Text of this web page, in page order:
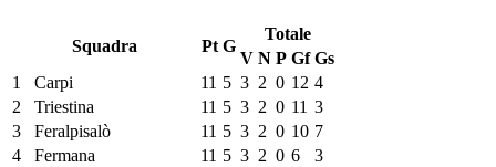
Squadra Pt G
Totale
V N P Gf Gs
1
Carpi 11 5 3 2 0 12 4
2
Triestina 11 5 3 2 0 11 3
3
Feralpisalò 11 5 3 2 0 10 7
4
Fermana 11 5 3 2 0 6
3